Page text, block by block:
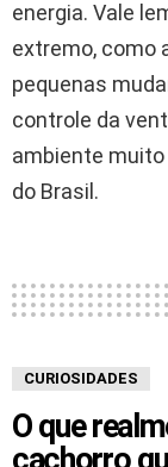
energia. Vale
extremo, como
pequenas
controle da
ambiente
do Brasil.
CURIOSIDADES
O que